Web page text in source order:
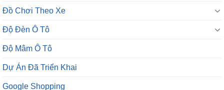
Đồ Chơi Theo Xe
Độ Đèn Ô Tô
Độ Mâm Ô Tô
Dự Án Đã Triển Khai
Google Shopping